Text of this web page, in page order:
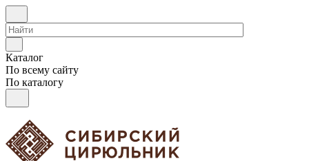
Каталог
По всему сайту
По каталогу